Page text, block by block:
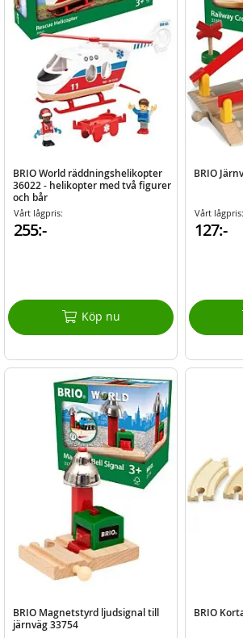
BRIO World räddningshelikopter
36022 - helikopter med två figurer
och bår
Vårt lågpris:
255:-
Köp nu
BRIO
Vårt lågpris:
127:-
BRIO Magnetstyrd ljudsignal till
järnväg 33754
BRIO